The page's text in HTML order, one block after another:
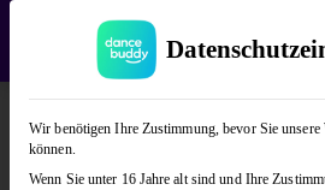
WEDDING SEASON SALE:
Hochzeitstanzkurse!
Tanzlehrer Kategorie
Wir benötigen Ihre Zustimmung, bevor Sie unsere
können.
Wenn Sie unter 16 Jahre alt sind und Ihre